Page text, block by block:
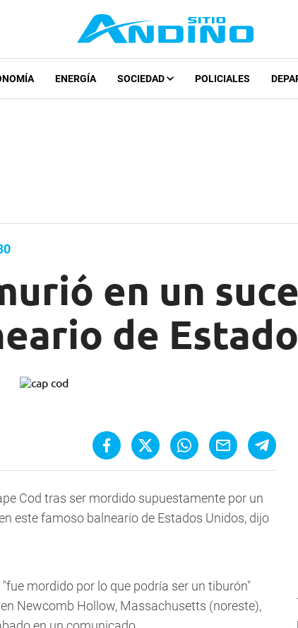
ENERGÍA SOCIEDAD POLICIALES
en un
de
Cod tras ser mordido supuestamente por un
este famoso balneario de Estados Unidos, dijo
mordido por lo que podría ser un tiburón"
Newcomb Hollow, Massachusetts (noreste),